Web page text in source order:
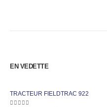
EN VEDETTE
TRACTEUR FIELDTRAC 922